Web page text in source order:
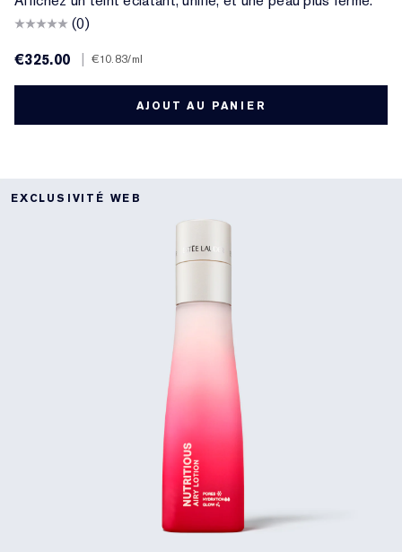
(0)
€325.00
€10.83/ml
AJOUT AU PANIER
EXCLUSIVITÉ WEB